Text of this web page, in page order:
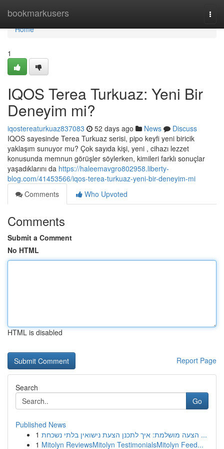
bookmarkusers
Home
Home
1
IQOS Terea Turkuaz: Yeni Bir
Deneyim mi?
iqostereaturkuaz837083 52 days ago News
Discuss
IQOS sayesinde Terea Turkuaz serisi, pipo keyfi yeni biricik
yaklaşım sunuyor mu? Çok sayıda kişi, yeni , cihazı lezzet
konusunda memnun görüşler söylerken, kimileri farklı sonuçlar
yaşadıklarını da https://haleemavgro802958.liberty-
blog.com/41453566/iqos-terea-turkuaz-yeni-bir-deneyim-mi
Comments
Who Upvoted
Comments
Submit a Comment
No HTML
HTML is disabled
Report Page
Search
Go
Published News
1
הצעה מושלמת: איך לתכנן הצעת נישואין בלתי נשכחת ...
1 Mitolyn ReviewsMitolyn TestimonialsMitolyn Feed...